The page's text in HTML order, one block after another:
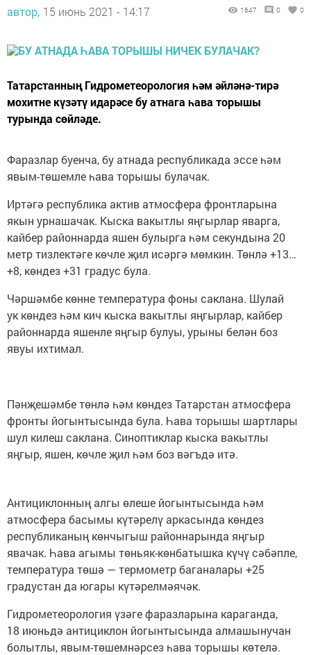
автор, 15 июнь 2021 - 14:17 1647 0 0
Татарстанның Гидрометеорология һәм әйләнә-тирә
мохитне күзәтү идарәсе бу атнага һава торышы
турында сөйләде.
Фаразлар буенча, бу атнада республикада эссе һәм
явым-төшемле һава торышы булачак.
Иртәгә республика актив атмосфера фронтларына
якын урнашачак. Кыска вакытлы яңгырлар яварга,
кайбер районнарда яшен булырга һәм секундына 20
метр тизлектәге көчле җил исәргә мөмкин. Төнлә +13…
+8, көндез +31 градус була.
Чәршәмбе көнне температура фоны саклана. Шулай
ук көндез һәм кич кыска вакытлы яңгырлар, кайбер
районнарда яшенле яңгыр булуы, урыны белән боз
явуы ихтимал.
Пәнҗешәмбе төнлә һәм көндез Татарстан атмосфера
фронты йогынтысында була. Һава торышы шартлары
шул килеш саклана. Синоптиклар кыска вакытлы
яңгыр, яшен, көчле җил һәм боз вәгъдә итә.
Антициклонның алгы өлеше йогынтысында һәм
атмосфера басымы күтәрелү аркасында көндез
республиканың көнчыгыш районнарында яңгыр
явачак. Һава агымы төньяк-көнбатышка күчү сәбәпле,
температура төшә — термометр баганалары +25
градустан да югары күтәрелмәячәк.
Гидрометеорология үзәге фаразларына караганда,
18 июньдә антициклон йогынтысында алмашынучан
болытлы, явым-төшемнәрсез һава торышы көтелә.